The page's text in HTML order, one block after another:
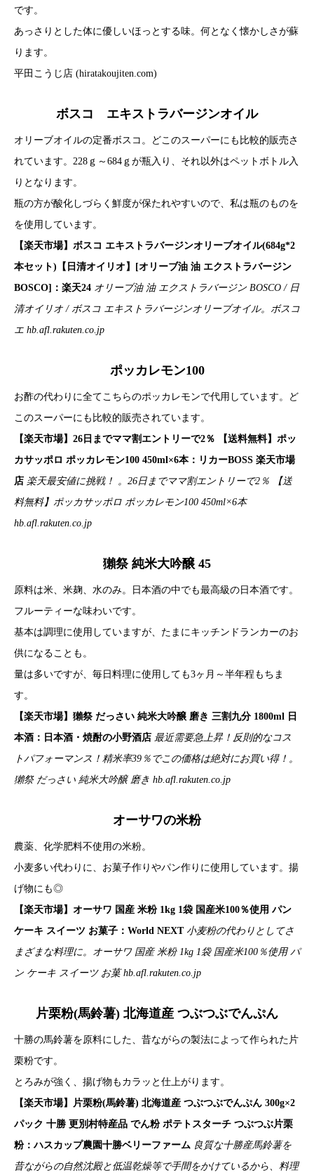
です。
あっさりとした体に優しいほっとする味。何となく懐かしさが蘇
ります。
平田こうじ店 (hiratakoujiten.com)
ボスコ エキストラバージンオイル
オリーブオイルの定番ボスコ。どこのスーパーにも比較的販売さ
れています。228ｇ～684ｇが瓶入り、それ以外はペットボトル入
りとなります。
瓶の方が酸化しづらく鮮度が保たれやすいので、私は瓶のものを
を使用しています。
【楽天市場】ボスコ エキストラバージンオリーブオイル(684g*2
本セット)【日清オイリオ】[オリーブ油 油 エクストラバージン
BOSCO]：楽天24 オリーブ油 油 エクストラバージン BOSCO / 日
清オイリオ / ボスコ エキストラバージンオリーブオイル。ボスコ
エ hb.afl.rakuten.co.jp
ポッカレモン100
お酢の代わりに全てこちらのポッカレモンで代用しています。ど
このスーパーにも比較的販売されています。
【楽天市場】26日までママ割エントリーで2％ 【送料無料】ポッ
カサッポロ ポッカレモン100 450ml×6本：リカーBOSS 楽天市場
店 楽天最安値に挑戦！ 。26日までママ割エントリーで2％ 【送
料無料】ポッカサッポロ ポッカレモン100 450ml×6本
hb.afl.rakuten.co.jp
獺祭 純米大吟醸 45
原料は米、米麹、水のみ。日本酒の中でも最高級の日本酒です。
フルーティーな味わいです。
基本は調理に使用していますが、たまにキッチンドランカーのお
供になることも。
量は多いですが、毎日料理に使用しても3ヶ月～半年程もちま
す。
【楽天市場】獺祭 だっさい 純米大吟醸 磨き 三割九分 1800ml 日
本酒：日本酒・焼酎の小野酒店 最近需要急上昇！反則的なコス
トパフォーマンス！精米率39％でこの価格は絶対にお買い得！。
獺祭 だっさい 純米大吟醸 磨き hb.afl.rakuten.co.jp
オーサワの米粉
農薬、化学肥料不使用の米粉。
小麦多い代わりに、お菓子作りやパン作りに使用しています。揚
げ物にも◎
【楽天市場】オーサワ 国産 米粉 1kg 1袋 国産米100％使用 パン
ケーキ スイーツ お菓子：World NEXT 小麦粉の代わりとしてさ
まざまな料理に。オーサワ 国産 米粉 1kg 1袋 国産米100％使用 パ
ン ケーキ スイーツ お菓 hb.afl.rakuten.co.jp
片栗粉(馬鈴薯) 北海道産 つぶつぶでんぷん
十勝の馬鈴薯を原料にした、昔ながらの製法によって作られた片
栗粉です。
とろみが強く、揚げ物もカラッと仕上がります。
【楽天市場】片栗粉(馬鈴薯) 北海道産 つぶつぶでんぷん 300g×2
パック 十勝 更別村特産品 でん粉 ポテトスターチ つぶつぶ片栗
粉：ハスカップ農園十勝ベリーファーム 良質な十勝産馬鈴薯を
昔ながらの自然沈殿と低温乾燥等で手間をかけているから、料理